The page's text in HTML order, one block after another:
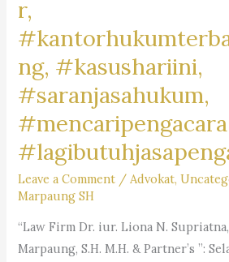
r,
ng, #kasushariini,
#saranjasahukum,
Leave a Comment / Advokat,
Marpaung SH
“Law Firm Dr. iur. Liona N.
Marpaung, S.H. M.H. & Partner’s ”: